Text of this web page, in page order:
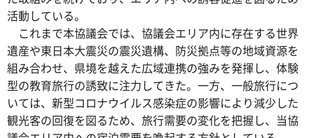
活動している。
これまで本協議会では、協議会エリア内に存在する世界
遺産や東日本大震災の震災遺構、防災拠点等の地域資源を
組み合わせ、県境を越えた広域連携の強みを発揮し、体験
型の教育旅行の誘致に注力してきた。一方、一般旅行につ
いては、新型コロナウイルス感染症の影響により減少した
観光客の回復を図るため、旅行需要の変化を把握し、当協